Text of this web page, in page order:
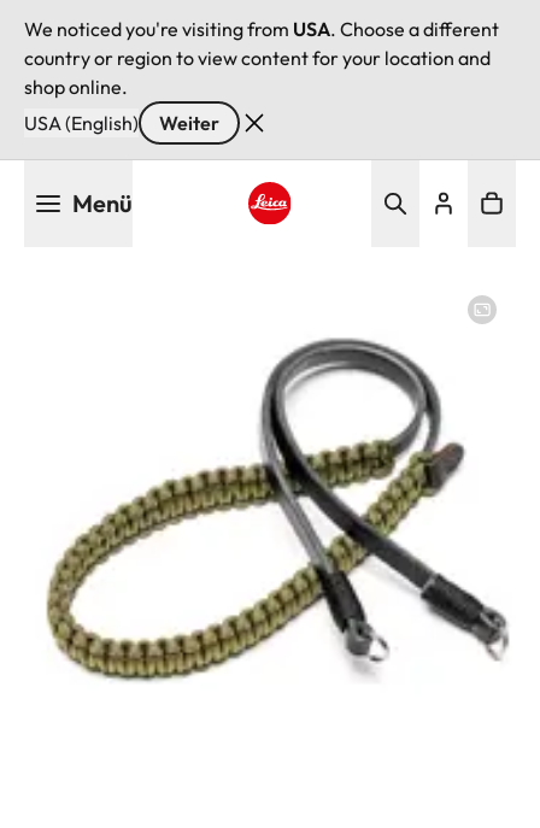
We noticed you're visiting from USA. Choose a different
country or region to view content for your location and
shop online.
USA (English)
Weiter
Menü